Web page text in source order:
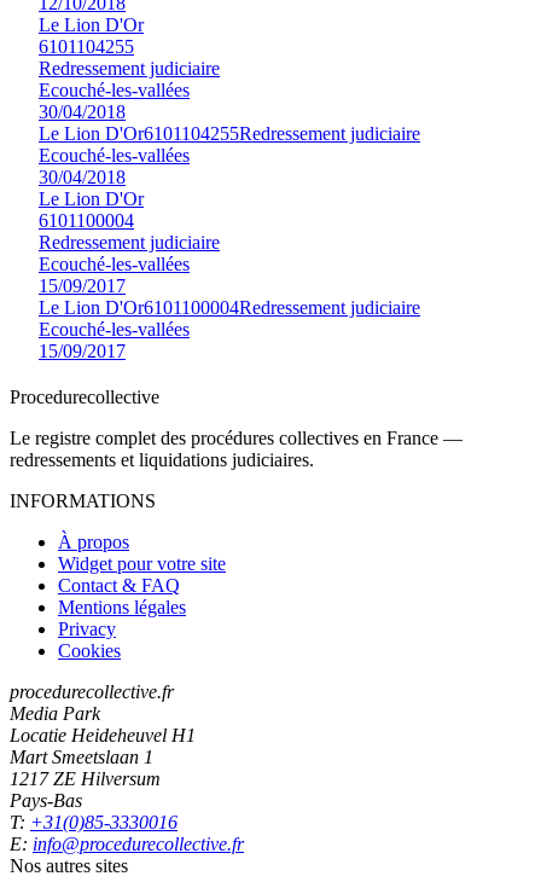
Le Lion D'Or
6101104255
Redressement judiciaire
Ecouché-les-vallées
30/04/2018
Le Lion D'Or6101104255Redressement judiciaire
Ecouché-les-vallées
30/04/2018
Le Lion D'Or
6101100004
Redressement judiciaire
Ecouché-les-vallées
15/09/2017
Le Lion D'Or6101100004Redressement judiciaire
Ecouché-les-vallées
15/09/2017
Procedurecollective
Le registre complet des procédures collectives en France —
redressements et liquidations judiciaires.
INFORMATIONS
À propos
Widget pour votre site
Contact & FAQ
Mentions légales
Privacy
Cookies
procedurecollective.fr
Media Park
Locatie Heideheuvel H1
Mart Smeetslaan 1
1217 ZE Hilversum
Pays-Bas
T: +31(0)85-3330016
E: info@procedurecollective.fr
Nos autres sites